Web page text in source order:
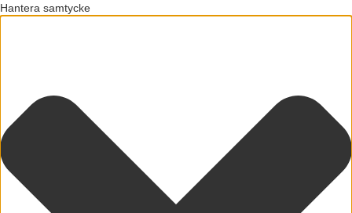
Hantera samtycke